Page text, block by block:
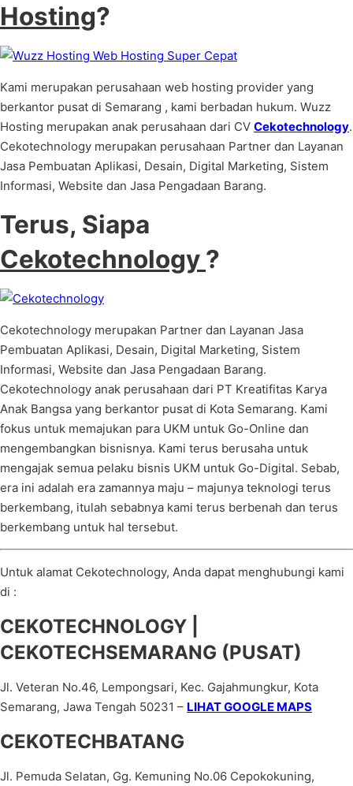
Hosting?
Kami merupakan perusahaan web hosting provider yang
berkantor pusat di Semarang , kami berbadan hukum. Wuzz
Hosting merupakan anak perusahaan dari CV Cekotechnology.
Cekotechnology merupakan perusahaan Partner dan Layanan
Jasa Pembuatan Aplikasi, Desain, Digital Marketing, Sistem
Informasi, Website dan Jasa Pengadaan Barang.
Terus, Siapa
Cekotechnology ?
Cekotechnology merupakan Partner dan Layanan Jasa
Pembuatan Aplikasi, Desain, Digital Marketing, Sistem
Informasi, Website dan Jasa Pengadaan Barang.
Cekotechnology anak perusahaan dari PT Kreatifitas Karya
Anak Bangsa yang berkantor pusat di Kota Semarang. Kami
fokus untuk memajukan para UKM untuk Go-Online dan
mengembangkan bisnisnya. Kami terus berusaha untuk
mengajak semua pelaku bisnis UKM untuk Go-Digital. Sebab,
era ini adalah era zamannya maju – majunya teknologi terus
berkembang, itulah sebabnya kami terus berbenah dan terus
berkembang untuk hal tersebut.
Untuk alamat Cekotechnology, Anda dapat menghubungi kami
di :
CEKOTECHNOLOGY |
CEKOTECHSEMARANG (PUSAT)
Jl. Veteran No.46, Lempongsari, Kec. Gajahmungkur, Kota
Semarang, Jawa Tengah 50231 – LIHAT GOOGLE MAPS
CEKOTECHBATANG
Jl. Pemuda Selatan, Gg. Kemuning No.06 Cepokokuning,